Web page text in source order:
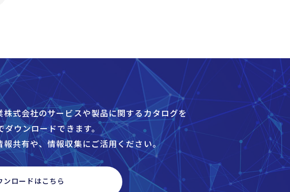
株式会社のサービスや製品に関するカタログを
ダウンロードできます。
報共有や、情報収集にご活⽤ください。
ンロードはこちら